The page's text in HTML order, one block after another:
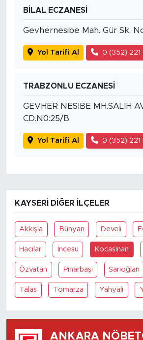
BİLAL ECZANESİ
Gevhernesibe Mah. Gür Sk.
Yol Tarifi Al 0 (352) 221
TRABZONLU ECZANESİ
GEVHER NESIBE MH.SALIH
CD.N0:25/B
Yol Tarifi Al 0 (352) 221
KAYSERI DIĞER İLÇELER
Akkışla Bünyan Develi
Hacılar İncesu Kocasinan
Özvatan Pınarbaşı Sarıoğlan
Talas Tomarza Yahyalı
ANKARA